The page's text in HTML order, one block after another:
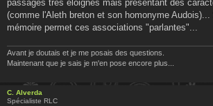
passages très éloignés mais présentant des
(comme l'Aleth breton et son homonyme
mémoire permet ces associations "parlantes"...
Avant je doutais et je me posais des questions.
Maintenant que je sais je m'en pose encore plus...
C. Alverda
Spécialiste RLC